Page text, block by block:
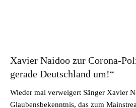
Xavier Naidoo zur Corona-
gerade Deutschland um!“
Wieder mal verweigert Sänger Xavier
Glaubensbekenntnis, das zum